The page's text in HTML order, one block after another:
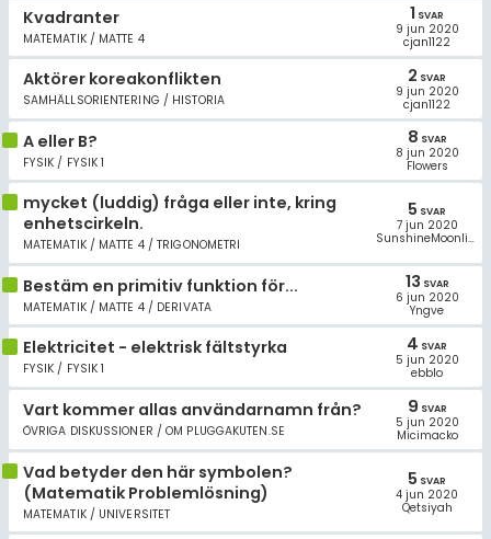
Kvadranter
MATEMATIK / MATTE 4
1 SVAR
9 jun 2020
cjan1122
Aktörer koreakonflikten
SAMHÄLLSORIENTERING / HISTORIA
2 SVAR
9 jun 2020
cjan1122
A eller B?
FYSIK / FYSIK 1
8 SVAR
8 jun 2020
Flowers
mycket (luddig) fråga eller inte, kring
enhetscirkeln.
MATEMATIK / MATTE 4 / TRIGONOMETRI
5 SVAR
7 jun 2020
SunshineMoonlight
Bestäm en primitiv funktion för...
MATEMATIK / MATTE 4 / DERIVATA
13 SVAR
6 jun 2020
Yngve
Elektricitet - elektrisk fältstyrka
FYSIK / FYSIK 1
4 SVAR
5 jun 2020
ebblo
Vart kommer allas användarnamn från?
ÖVRIGA DISKUSSIONER / OM PLUGGAKUTEN.SE
9 SVAR
5 jun 2020
Micimacko
Vad betyder den här symbolen?
(Matematik Problemlösning)
MATEMATIK / UNIVERSITET
5 SVAR
4 jun 2020
Qetsiyah